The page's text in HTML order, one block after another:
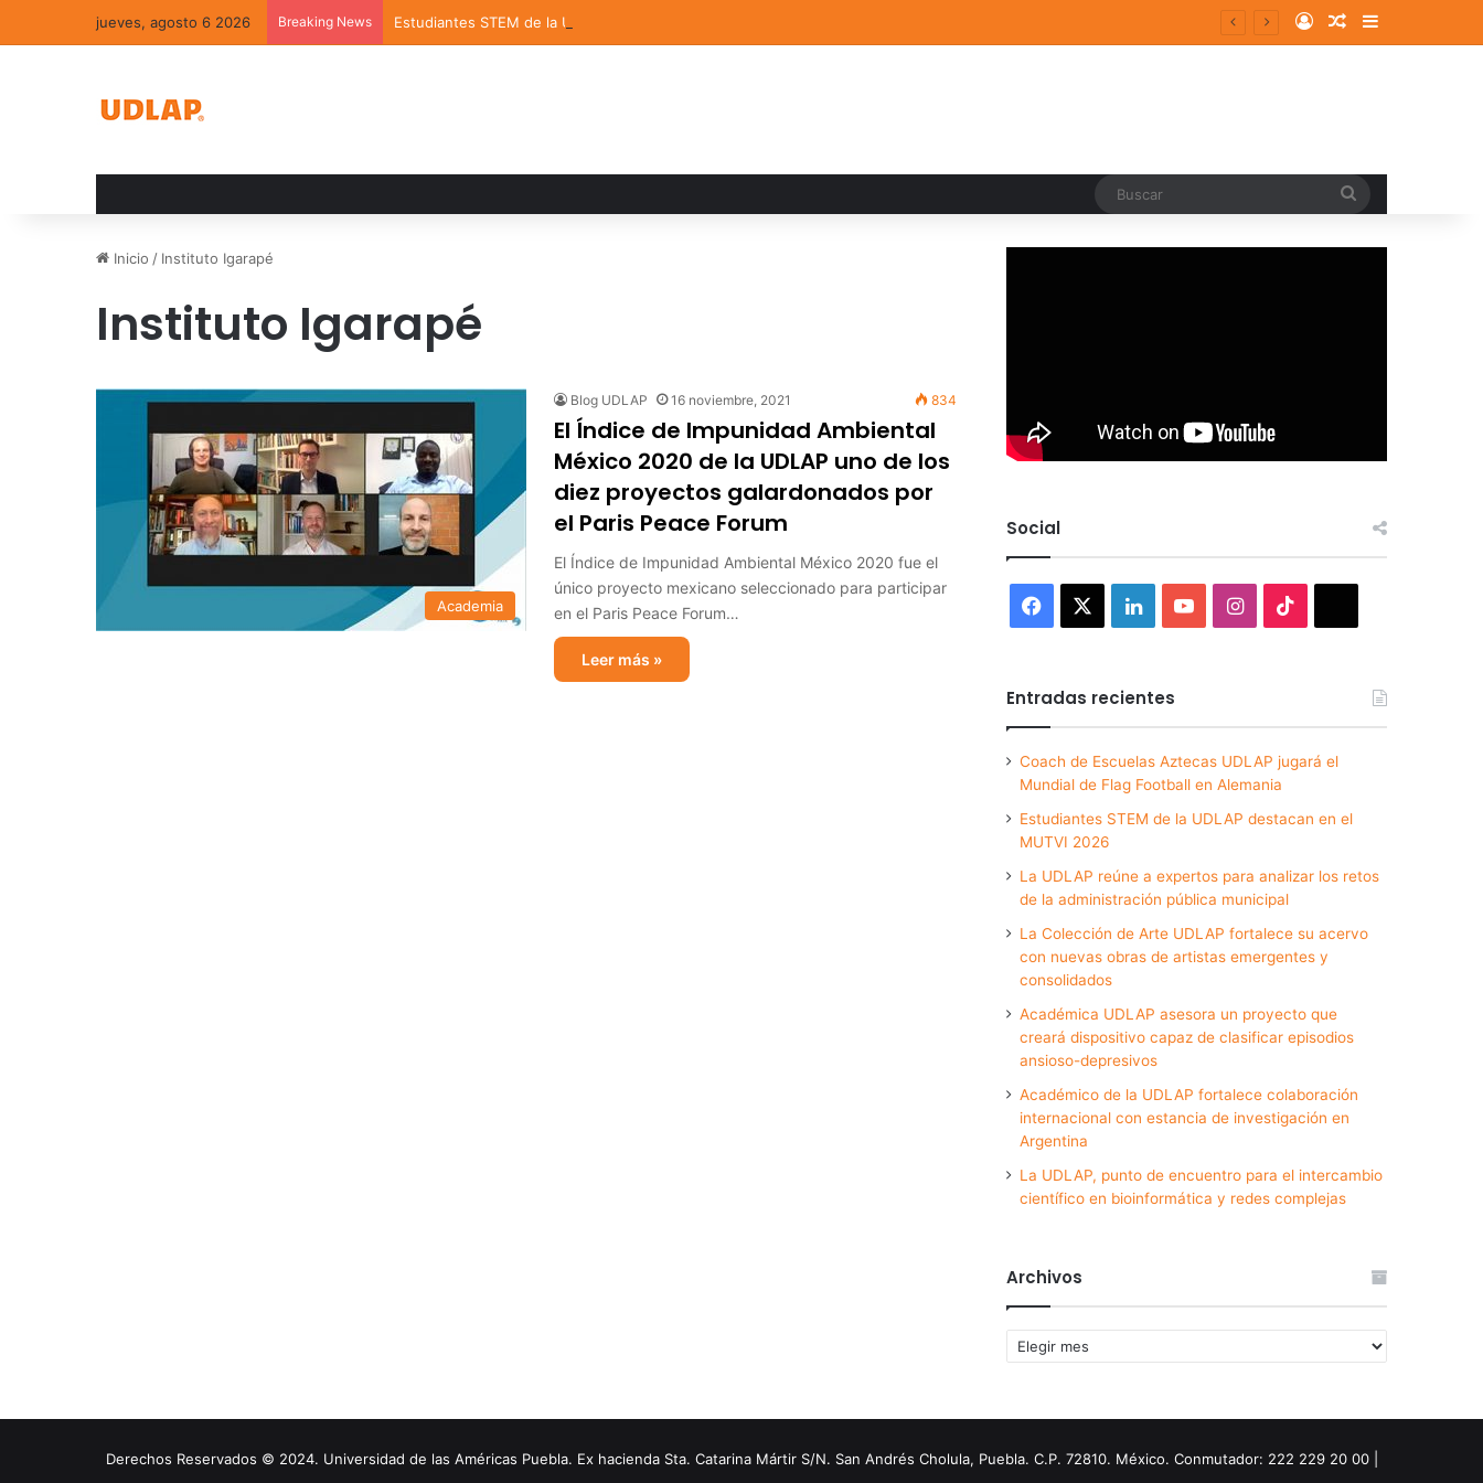
jueves, agosto 6 2026 Breaking News Estudiantes STEM de la UDLAP destacan en el MUTVI 2026 Log InRandom Article
Sidebar
Inicio / Instituto Igarapé
Instituto Igarapé
Academia
Blog UDLAP 16 noviembre, 2021 834
El Índice de Impunidad Ambiental
México 2020 de la UDLAP uno de los
diez proyectos galardonados por
el Paris Peace Forum
El Índice de Impunidad Ambiental México 2020 fue el
único proyecto mexicano seleccionado para participar
en el Paris Peace Forum…
Leer más »
Social
Facebook LinkedInYouTubeInstagram
Entradas recientes
Coach de Escuelas Aztecas UDLAP jugará el
Mundial de Flag Football en Alemania
Estudiantes STEM de la UDLAP destacan en el
MUTVI 2026
La UDLAP reúne a expertos para analizar los retos
de la administración pública municipal
La Colección de Arte UDLAP fortalece su acervo
con nuevas obras de artistas emergentes y
consolidados
Académica UDLAP asesora un proyecto que
creará dispositivo capaz de clasificar episodios
ansioso-depresivos
Académico de la UDLAP fortalece colaboración
internacional con estancia de investigación en
Argentina
La UDLAP, punto de encuentro para el intercambio
científico en bioinformática y redes complejas
Archivos
Archivos
Derechos Reservados © 2024. Universidad de las Américas Puebla. Ex hacienda Sta. Catarina Mártir S/N. San Andrés Cholula, Puebla. C.P. 72810. México. Conmutador: 222 229 20 00 |